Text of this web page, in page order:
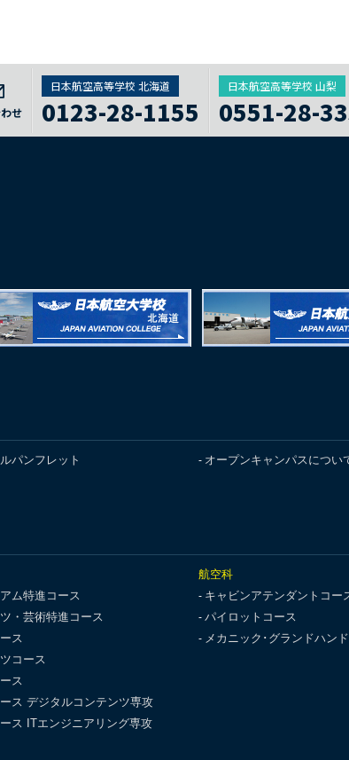
せ
日本航空高等学校 北海道
0123-28-1155
日本航空高等学校 山梨
0551-28-
パンフレット オープンキャンパスについ
ム特進コース
・芸術特進コース
ス
コース
ス
ス デジタルコンテンツ専攻
ス ITエンジニアリング専攻
航空科
キャビンアテンダントコー
パイロットコース
メカニック･グランドハン